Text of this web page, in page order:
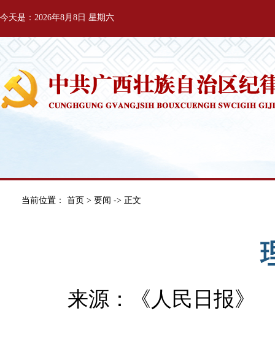
今天是：2026年8月8日 星期六
当前位置： 首页 > 要闻 -> 正文
来源：《人民日报》